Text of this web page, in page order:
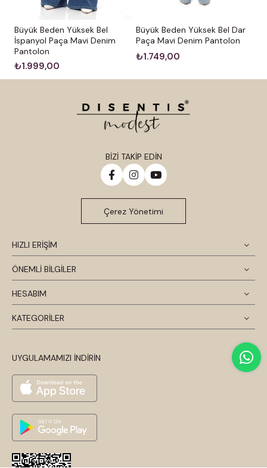
Büyük Beden Yüksek Bel
İspanyol Paça Mavi Denim
Pantolon
₺1.999,00
Büyük Beden Yüksek Bel Dar
Paça Mavi Denim Pantolon
₺1.749,00
HIZLI ERİŞİM
ÖNEMLİ BİLGİLER
HESABIM
KATEGORİLER
UYGULAMAMIZI İNDİRİN
BİZİ TAKİP EDİN
Çerez Yönetimi